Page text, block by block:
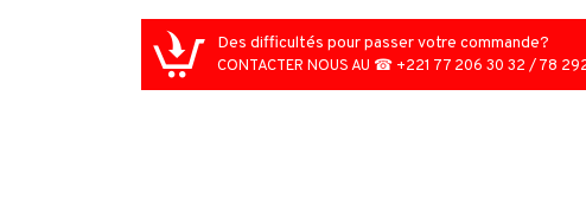
Des difficultés pour passer votre commande?
CONTACTER NOUS AU ☎ +221 77 206 30 32 / 78
Friteuse électrique multifonction
45,000FCFA 55,000FCFA